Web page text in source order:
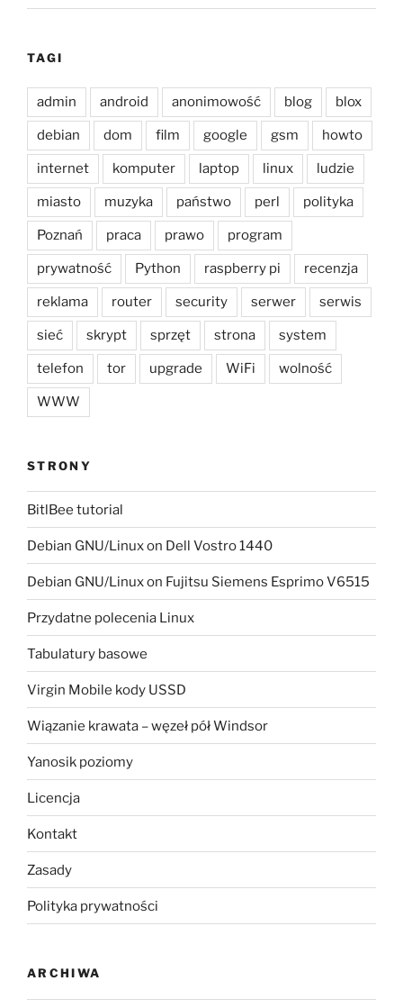
TAGI
admin android anonimowość blog blox
debian dom film google gsm howto
internet komputer laptop linux ludzie
miasto muzyka państwo perl polityka
Poznań praca prawo program
prywatność Python raspberry pi recenzja
reklama router security serwer serwis
sieć skrypt sprzęt strona system
telefon tor upgrade WiFi wolność
WWW
STRONY
BitlBee tutorial
Debian GNU/Linux on Dell Vostro 1440
Debian GNU/Linux on Fujitsu Siemens Esprimo V6515
Przydatne polecenia Linux
Tabulatury basowe
Virgin Mobile kody USSD
Wiązanie krawata – węzeł pół Windsor
Yanosik poziomy
Licencja
Kontakt
Zasady
Polityka prywatności
ARCHIWA